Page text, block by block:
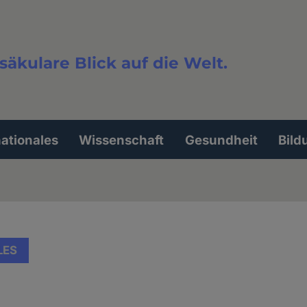
Blick auf die Welt.
Wissenschaft Gesundheit